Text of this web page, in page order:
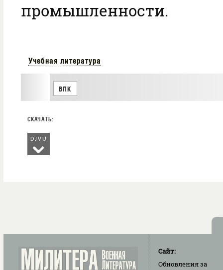
промышленности.
Учебная литература
ВПК
DJVU
Сайт:
Обновленияза